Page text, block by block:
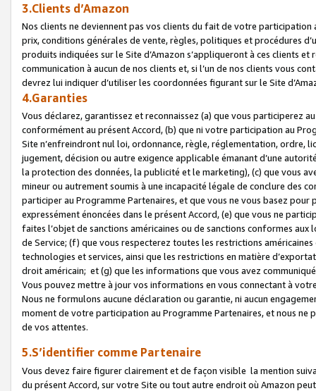
3.Clients d’Amazon
Nos clients ne deviennent pas vos clients du fait de votre
prix, conditions générales de vente, règles, politiques et procédures
produits indiquées sur le Site d’Amazon s’appliqueront à ces clients
communication à aucun de nos clients et, si l’un de nos clients vous
devrez lui indiquer d’utiliser les coordonnées figurant sur le Site
4.Garanties
Vous déclarez, garantissez et reconnaissez (a) que vous participerez
conformément au présent Accord, (b) que ni votre participation au
Site n’enfreindront nul loi, ordonnance, règle, réglementation, ordre,
jugement, décision ou autre exigence applicable émanant d’une
la protection des données, la publicité et le marketing), (c) que vous
mineur ou autrement soumis à une incapacité légale de conclure des
participer au Programme Partenaires, et que vous ne vous basez
expressément énoncées dans le présent Accord, (e) que vous ne
faites l’objet de sanctions américaines ou de sanctions conformes
de Service; (f) que vous respecterez toutes les restrictions
technologies et services, ainsi que les restrictions en matière
droit américain; et (g) que les informations que vous avez
Vous pouvez mettre à jour vos informations en vous connectant à
Nous ne formulons aucune déclaration ou garantie, ni aucun
moment de votre participation au Programme Partenaires, et nous
de vos attentes.
5.S’identifier comme Partenaire
Vous devez faire figurer clairement et de façon visible la mention
du présent Accord, sur votre Site ou tout autre endroit où Amazon